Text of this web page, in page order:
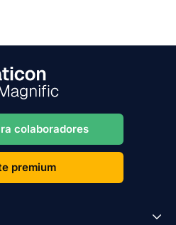
colaboradores
premium